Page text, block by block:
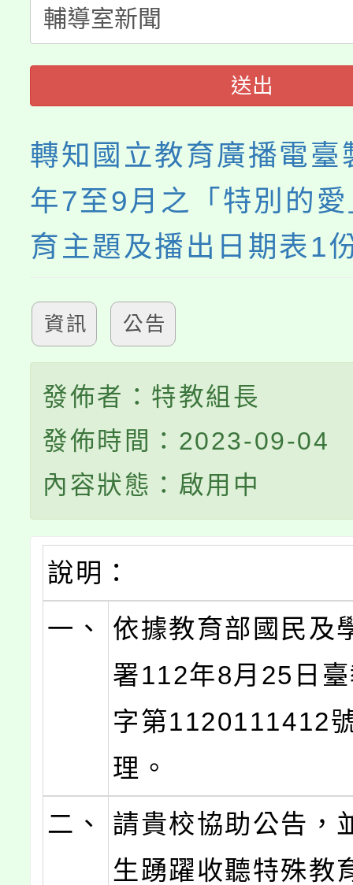
《TA101》溝通分析基
程，歡迎學生輔導中心
心理、諮商輔導、社會
系所師生報名參加。
送出
轉知國立教育廣播電
年7至9月之「特別的
育主題及播出日期表1
資訊 公告
發佈者：特教組長
發佈時間：2023-09-04
內容狀態：啟用中
說明：
一、
依據教育部國民及
署112年8月25日
字第1120111412
理。
二、
請貴校協助公告，
生踴躍收聽特殊教